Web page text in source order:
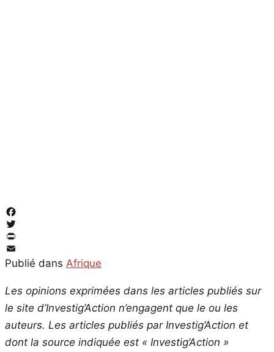
Facebook
Twitter
PrintFriendly
Email
Publié dans Afrique
Les opinions exprimées dans les articles publiés sur
le site d’Investig’Action n’engagent que le ou les
auteurs. Les articles publiés par Investig’Action et
dont la source indiquée est « Investig’Action »